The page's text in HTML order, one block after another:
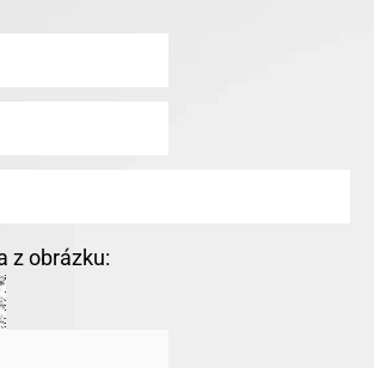
z obrázku: